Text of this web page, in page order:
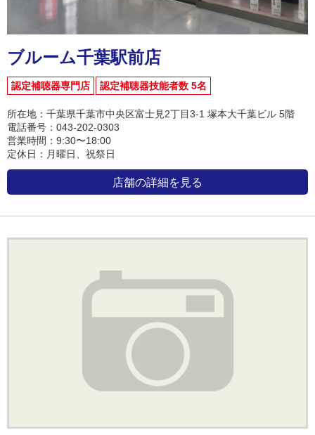
ブルーム千葉駅前店
認定補聴器専門店 認定補聴器技能者数 5名
所在地：千葉県千葉市中央区富士見2丁目3-1 塚本大千葉ビル 5階
電話番号：043-202-0303
営業時間：9:30〜18:00
定休日：月曜日、祝祭日
店舗の詳細を見る